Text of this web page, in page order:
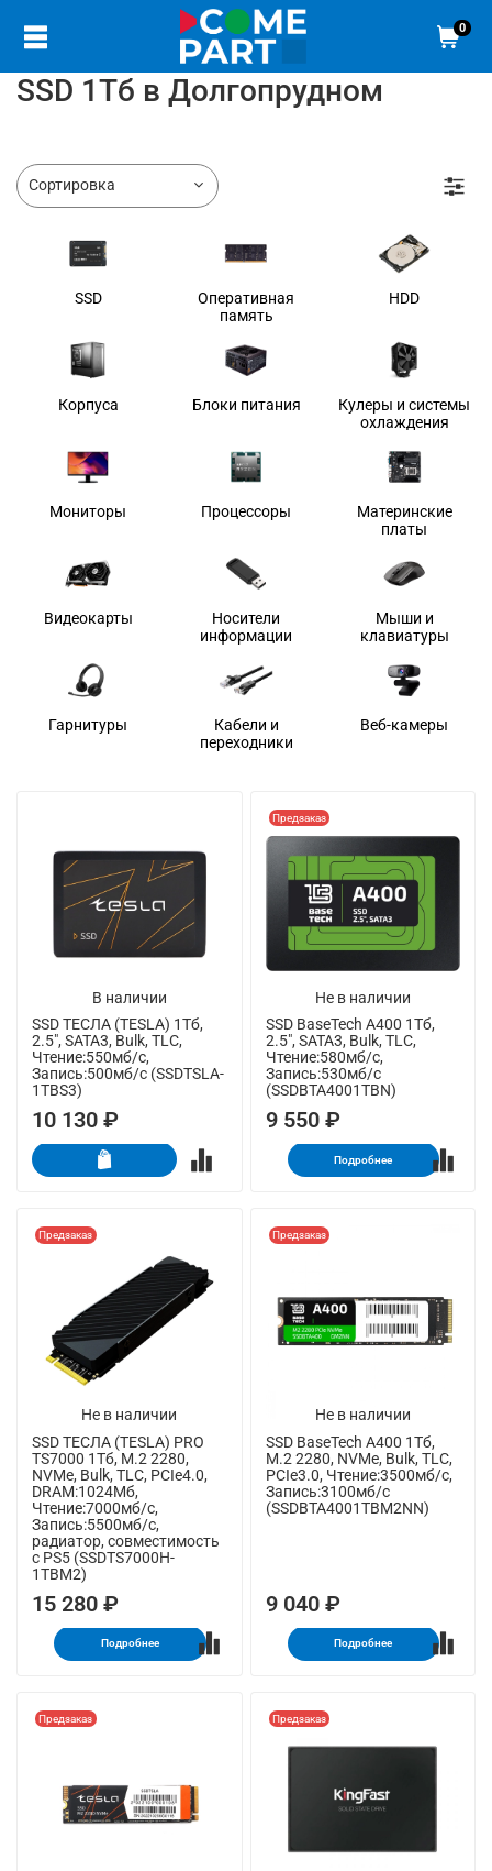
0
SSD 1Тб в Долгопрудном
SSD
Оперативная
память
HDD
Корпуса Блоки питания
Кулеры и системы
охлаждения
Мониторы Процессоры
Материнские
платы
Видеокарты
Носители
информации
Мыши и
клавиатуры
Гарнитуры
Кабели и
переходники
Веб-камеры
В наличии
SSD ТЕСЛА (TESLA) 1Тб,
2.5", SATA3, Bulk, TLC,
Чтение:550мб/с,
Запись:500мб/с (SSDTSLA-
1TBS3)
10 130 ₽
Не в наличии
Предзаказ
SSD BaseTech A400 1Тб,
2.5", SATA3, Bulk, TLC,
Чтение:580мб/с,
Запись:530мб/с
(SSDBTA4001TBN)
9 550 ₽
Подробнее
Не в наличии
Предзаказ
SSD ТЕСЛА (TESLA) PRO
TS7000 1Тб, M.2 2280,
NVMe, Bulk, TLC, PCIe4.0,
DRAM:1024Мб,
Чтение:7000мб/с,
Запись:5500мб/с,
радиатор, совместимость
с PS5 (SSDTS7000H-
1TBM2)
15 280 ₽
Подробнее
Не в наличии
Предзаказ
SSD BaseTech A400 1Тб,
M.2 2280, NVMe, Bulk, TLC,
PCIe3.0, Чтение:3500мб/с,
Запись:3100мб/с
(SSDBTA4001TBM2NN)
9 040 ₽
Подробнее
Предзаказ Предзаказ